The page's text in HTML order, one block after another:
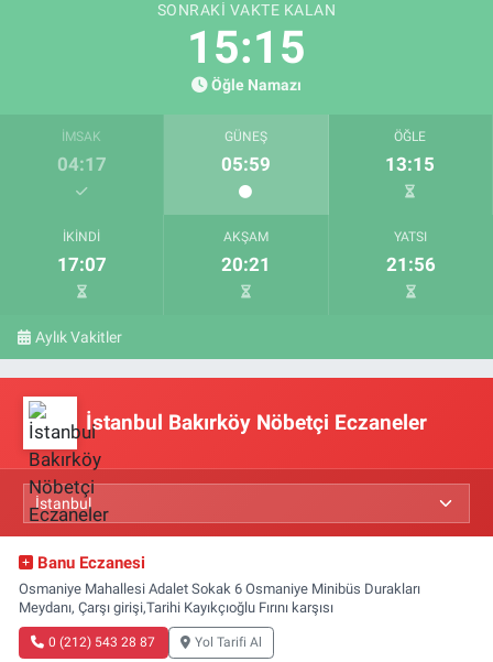
SONRAKI VAKTE KALAN
15:15
Öğle Namazı
İMSAK
04:17
GÜNEŞ
05:59
ÖĞLE
13:15
İKINDI
17:07
AKŞAM
20:21
YATSI
21:56
Aylık Vakitler
İstanbul Bakırköy Nöbetçi Eczaneler
Banu Eczanesi
Osmaniye Mahallesi Adalet Sokak 6 Osmaniye Minibüs Durakları
Meydanı, Çarşı girişi,Tarihi Kayıkçıoğlu Fırını karşısı
0 (212) 543 28 87 Yol Tarifi Al